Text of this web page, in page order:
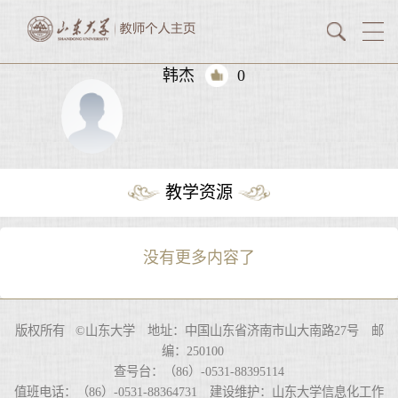
韩杰 0
教学资源
没有更多内容了
版权所有 ©山东大学 地址：中国山东省济南市山大南路27号 邮
编：250100
查号台：（86）-0531-88395114
值班电话：（86）-0531-88364731 建设维护：山东大学信息化工作